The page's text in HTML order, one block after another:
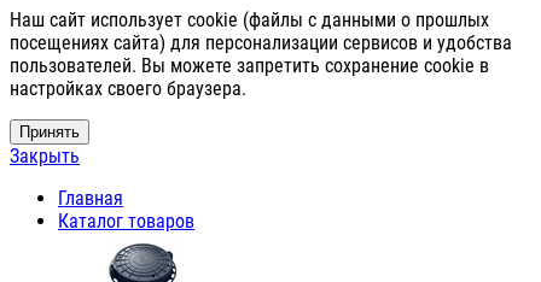
Наш сайт использует cookie (файлы с данными о прошлых
посещениях сайта) для персонализации сервисов и удобства
пользователей. Вы можете запретить сохранение cookie в
настройках своего браузера.
Принять
Закрыть
Главная
Каталог товаров